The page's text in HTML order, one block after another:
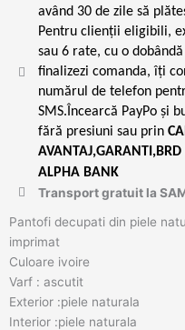
având 30 de zile să
Pentru clienții eligibili,
sau 6 rate, cu o
finalizezi comanda, îți
numărul de telefon
SMS.Încearcă PayPo și
fără presiuni sau prin
AVANTAJ,GARANTI,BRD
ALPHA BANK
Transport gratuit la
Pantofi decupati din piele
imprimat
Culoare ivoire
Varf : ascutit
Exterior :piele naturala
Interior :piele naturala